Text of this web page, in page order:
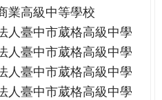
業高級中等學校
人臺中市葳格高級中學
人臺中市葳格高級中學
人臺中市葳格高級中學
人臺中市葳格高級中學